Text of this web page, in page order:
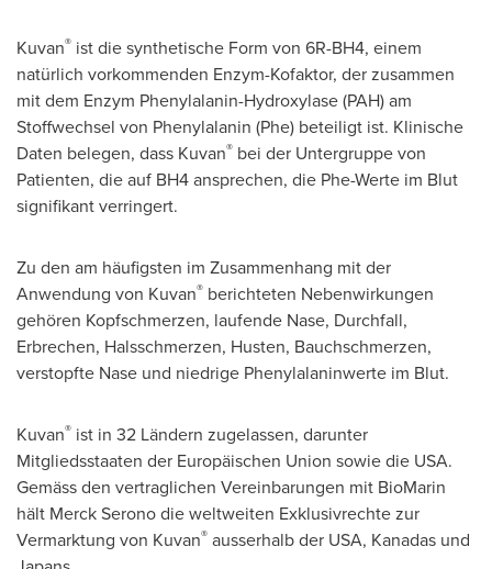
Kuvan® ist die synthetische Form von 6R-BH4, einem
natürlich vorkommenden Enzym-Kofaktor, der zusammen
mit dem Enzym Phenylalanin-Hydroxylase (PAH) am
Stoffwechsel von Phenylalanin (Phe) beteiligt ist. Klinische
Daten belegen, dass Kuvan® bei der Untergruppe von
Patienten, die auf BH4 ansprechen, die Phe-Werte im Blut
signifikant verringert.
Zu den am häufigsten im Zusammenhang mit der
Anwendung von Kuvan® berichteten Nebenwirkungen
gehören Kopfschmerzen, laufende Nase, Durchfall,
Erbrechen, Halsschmerzen, Husten, Bauchschmerzen,
verstopfte Nase und niedrige Phenylalaninwerte im Blut.
Kuvan® ist in 32 Ländern zugelassen, darunter
Mitgliedsstaaten der Europäischen Union sowie die USA.
Gemäss den vertraglichen Vereinbarungen mit BioMarin
hält Merck Serono die weltweiten Exklusivrechte zur
Vermarktung von Kuvan® ausserhalb der USA, Kanadas und